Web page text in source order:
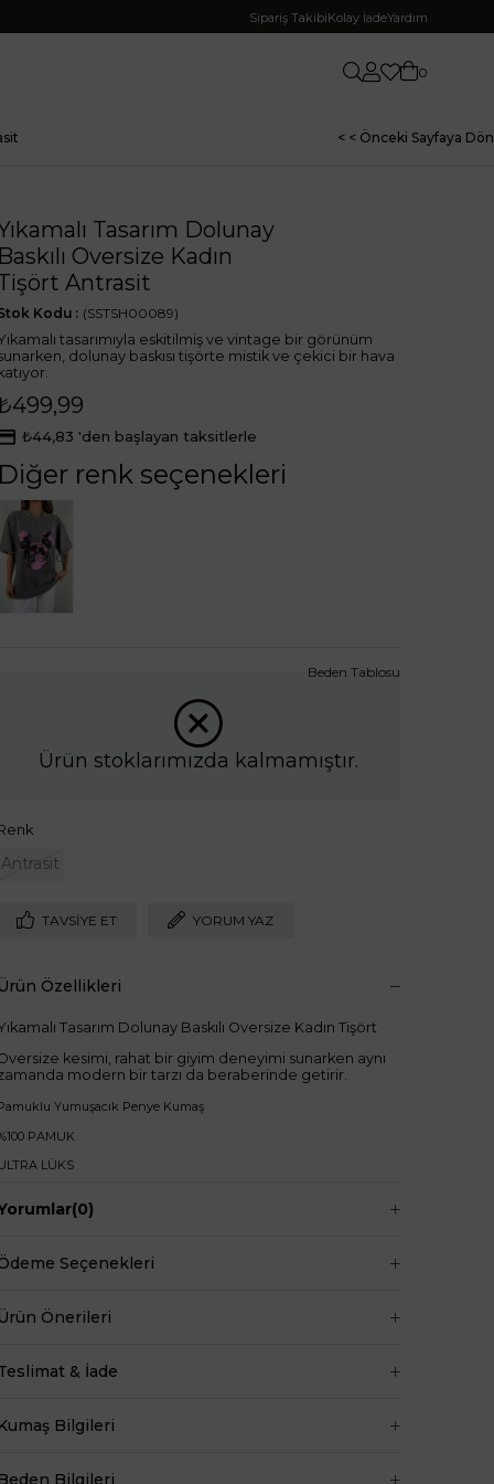
Sipariş TakibiKolay İadeYardım
0
< < Önceki Sayfaya Dön
Tasarım Dolunay
Baskılı Oversize Kadın
Antrasit
(SSTSH00089)
Kodu
tasarımıyla eskitilmiş ve vintage bir görünüm
dolunay baskısı tişörte mistik ve çekici bir hava
katıyor.
₺44,83 'den başlayan taksitlerle
Diğer renk seçenekleri
Tükendi
Ürün stoklarımızda kalmamıştır.
Antrasit
Beden Tablosu
TAVSIYE ET YORUM YAZ
Ürün Özellikleri
Tasarım Dolunay Baskılı Oversize Kadın Tişört
kesimi, rahat bir giyim deneyimi sunarken aynı
modern bir tarzı da beraberinde getirir.
Yumuşacık Penye Kumaş
PAMUK
LÜKS
Yaka
Boy:70cm
+
Mankenimiz S beden giymiştir
Bel 66 cm
Kalça 90 cm
(0)
Seçenekleri
Ürün Önerileri
& İade
Kumaş Bilgileri
Beden Bilgileri